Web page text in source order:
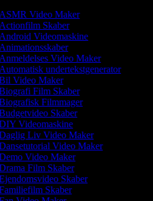
Video Maker
Skaber
Videomaskine
Video Maker
undertekstgenerator
Video Maker
Film Skaber
Filmmager
Skaber
Videomaskine
Liv Video Maker
Video Maker
Video Maker
Film Skaber
Skaber
Skaber